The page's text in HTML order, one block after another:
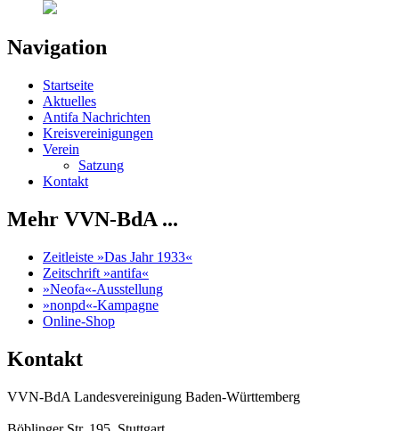
Navigation
Startseite
Aktuelles
Antifa Nachrichten
Kreisvereinigungen
Verein
Satzung
Kontakt
Mehr VVN-BdA ...
Zeitleiste »Das Jahr 1933«
Zeitschrift »antifa«
»Neofa«-Ausstellung
»nonpd«-Kampagne
Online-Shop
Kontakt
VVN-BdA Landesvereinigung Baden-Württemberg